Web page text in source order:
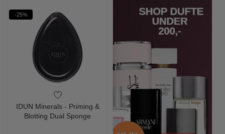
-25%
IDUN Minerals - Priming &
Blotting Dual Sponge